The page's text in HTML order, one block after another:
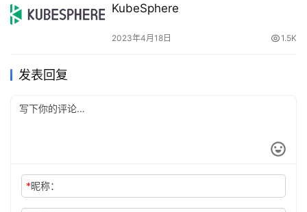
执行以下命令，安装 PHP 7.0.33 所需要的包。
KubeSphere
2023年4月18日 1.5K
发表回复
*昵称：